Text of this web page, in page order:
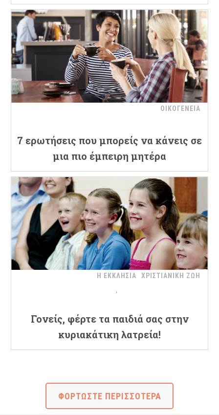
ΟΙΚΟΓΕΝΕΙΑ
7 ερωτήσεις που μπορείς να κάνεις σε
μια πιο έμπειρη μητέρα
Η ΕΚΚΛΗΣΙΑ ΧΡΙΣΤΙΑΝΙΚΗ ΖΩΗ
Γονείς, φέρτε τα παιδιά σας στην
κυριακάτικη λατρεία!
ΦΟΡΤΩΣΤΕ ΠΕΡΙΣΣΟΤΕΡΑ